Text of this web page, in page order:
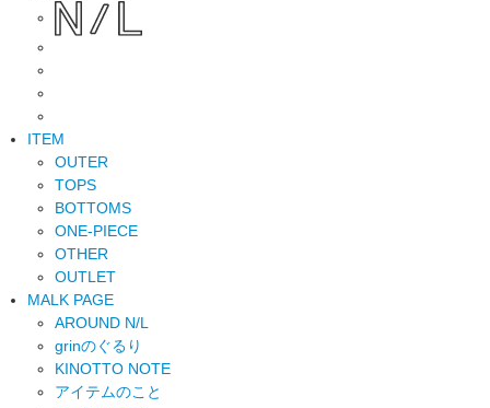
ITEM
OUTER
TOPS
BOTTOMS
ONE-PIECE
OTHER
OUTLET
MALK PAGE
AROUND N/L
grinのぐるり
KINOTTO NOTE
アイテムのこと